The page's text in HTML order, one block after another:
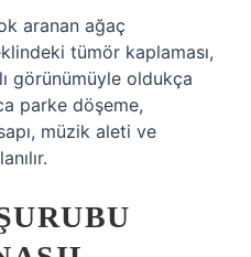
aranan ağaç
tümör kaplaması,
görünümüyle oldukça
parke döşeme,
müzik aleti ve